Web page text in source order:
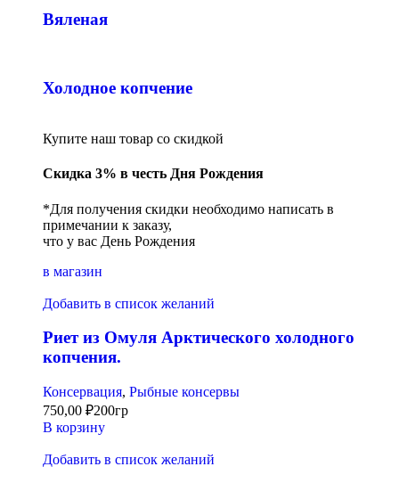
Вяленая
Холодное копчение
Купите наш товар со скидкой
Скидка 3% в честь Дня Рождения
*Для получения скидки необходимо написать в
примечании к заказу,
что у вас День Рождения
в магазин
Добавить в список желаний
Риет из Омуля Арктического холодного
копчения.
Консервация, Рыбные консервы
750,00 ₽200гр
В корзину
Добавить в список желаний